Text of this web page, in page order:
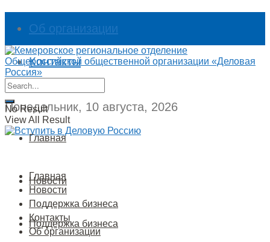
Об организации
Контакты
Понедельник, 10 августа, 2026
No Result
View All Result
Главная
Новости
Поддержка бизнеса
Главная
Новости
Поддержка бизнеса
Контакты
Об организации